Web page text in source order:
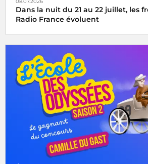
Dans la nuit du 21 au 22 juillet, les
Radio France évoluent